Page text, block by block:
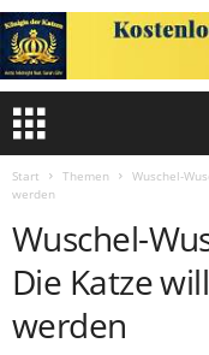
Start Themen
Wuschel-
werden
Wuschel-
Die Katze
werden